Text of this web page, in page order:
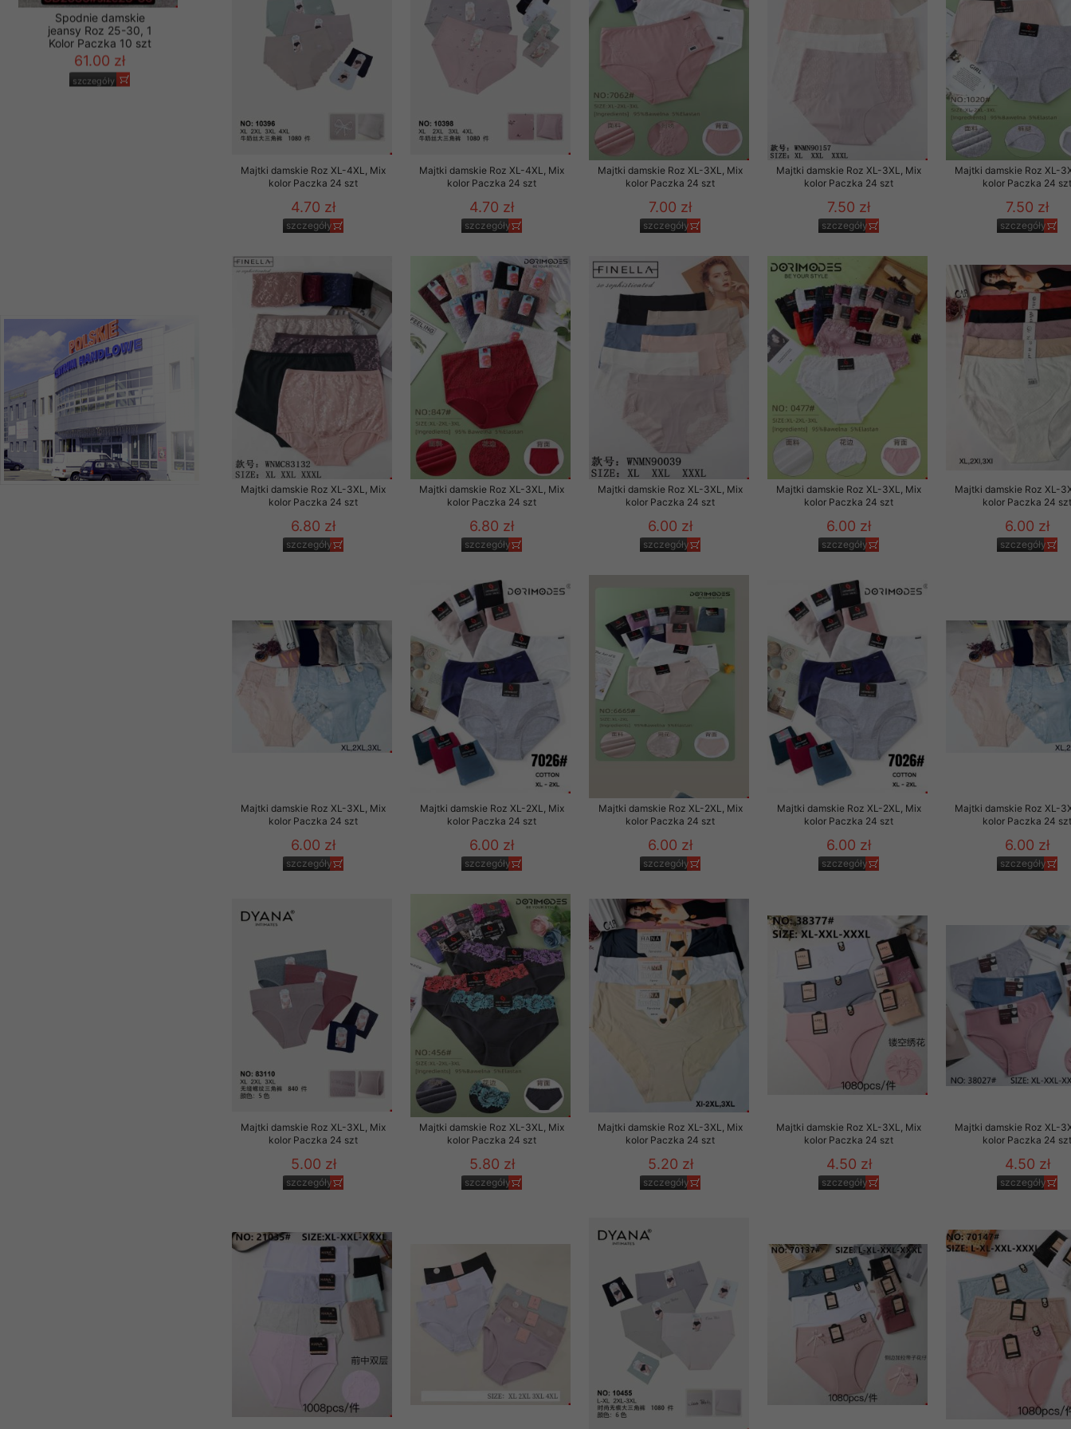
Spodnie damskie
jeansy Roz 25-30, 1
Majtki damskie Roz XL-4XL, Mix
kolor Paczka 24 szt
4.70 zł
szczegóły
Majtki damskie Roz XL-4XL, Mix
kolor Paczka 24 szt
4.70 zł
szczegóły
Majtki damskie Roz XL-3XL, Mix
kolor Paczka 24 szt
7.00 zł
szczegóły
Majtki damskie Roz XL-3XL, Mix
kolor Paczka 24 szt
7.50 zł
szczegóły
Majtki damskie Roz XL-
kolor Paczka 24
7.50 zł
szczegóły
Majtki damskie Roz XL-3XL, Mix
kolor Paczka 24 szt
6.80 zł
szczegóły
Majtki damskie Roz XL-3XL, Mix
kolor Paczka 24 szt
6.80 zł
szczegóły
Majtki damskie Roz XL-3XL, Mix
kolor Paczka 24 szt
6.00 zł
szczegóły
Majtki damskie Roz XL-3XL, Mix
kolor Paczka 24 szt
6.00 zł
szczegóły
Majtki damskie Roz XL-
kolor Paczka 24
6.00 zł
szczegóły
Majtki damskie Roz XL-3XL, Mix
kolor Paczka 24 szt
6.00 zł
szczegóły
Majtki damskie Roz XL-2XL, Mix
kolor Paczka 24 szt
6.00 zł
szczegóły
Majtki damskie Roz XL-2XL, Mix
kolor Paczka 24 szt
6.00 zł
szczegóły
Majtki damskie Roz XL-2XL, Mix
kolor Paczka 24 szt
6.00 zł
szczegóły
Majtki damskie Roz XL-
kolor Paczka 24
6.00 zł
szczegóły
Majtki damskie Roz XL-3XL, Mix
kolor Paczka 24 szt
5.00 zł
szczegóły
Majtki damskie Roz XL-3XL, Mix
kolor Paczka 24 szt
5.80 zł
szczegóły
Majtki damskie Roz XL-3XL, Mix
kolor Paczka 24 szt
5.20 zł
szczegóły
Majtki damskie Roz XL-3XL, Mix
kolor Paczka 24 szt
4.50 zł
szczegóły
Majtki damskie Roz XL-
kolor Paczka 24
4.50 zł
szczegóły
Materiały reklamowo - promocyjne wysyłamy Klientom jedynie wówczas, gdy wyrazili na to zgodę. Dotyczy to w
szczególności newslettera wysyłanego Klientowi, jeżeli potwierdzi wyraźnie wskazanego przez nas linka
zawierającego akceptację na otrzymywanie newslettera o aktualnych promocjach, rabatach i nowościach w
naszym Sklepie. Materiały te dotyczą wyłącznie oferty naszego Sklepu.
Wszelkie pytania, wnioski i sugestie odnoszące się do ochrony Państwa prywatności, w szczególności danych
osobowych prosimy zgłaszać na email